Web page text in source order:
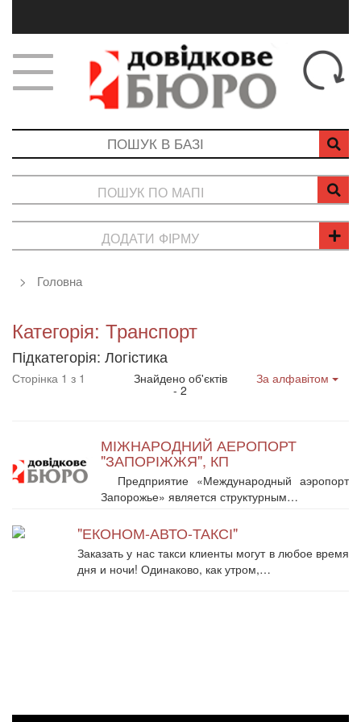
ПОШУК ПО МАПІ
ДОДАТИ ФІРМУ
Головна
Категорія: Транспорт
Підкатегорія: Логістика
Сторінка 1 з 1 Знайдено об'єктів
- 2
За алфавітом
МІЖНАРОДНИЙ АЕРОПОРТ
"ЗАПОРІЖЖЯ", КП
Предприятие «Международный аэропорт
Запорожье» является структурным…
"ЕКОНОМ-АВТО-ТАКСІ"
Заказать у нас такси клиенты могут в любое время
дня и ночи! Одинаково, как утром,…